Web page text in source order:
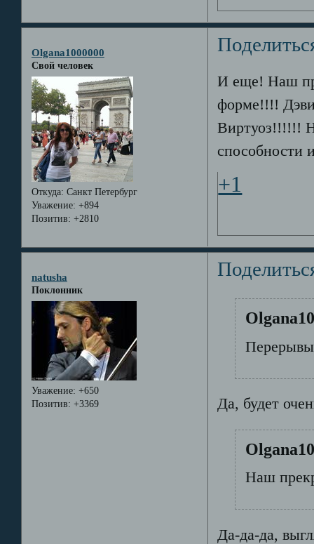
Olgana1000000
Свой человек
Откуда: Санкт Петербург
Уважение: +894
Позитив: +2810
И еще! Наш
форме!!!!
Виртуоз!!!!!!
способности
+1
natusha
Поклонник
Уважение: +650
Позитив: +3369 Да, будет
Наш
Да-да-да,